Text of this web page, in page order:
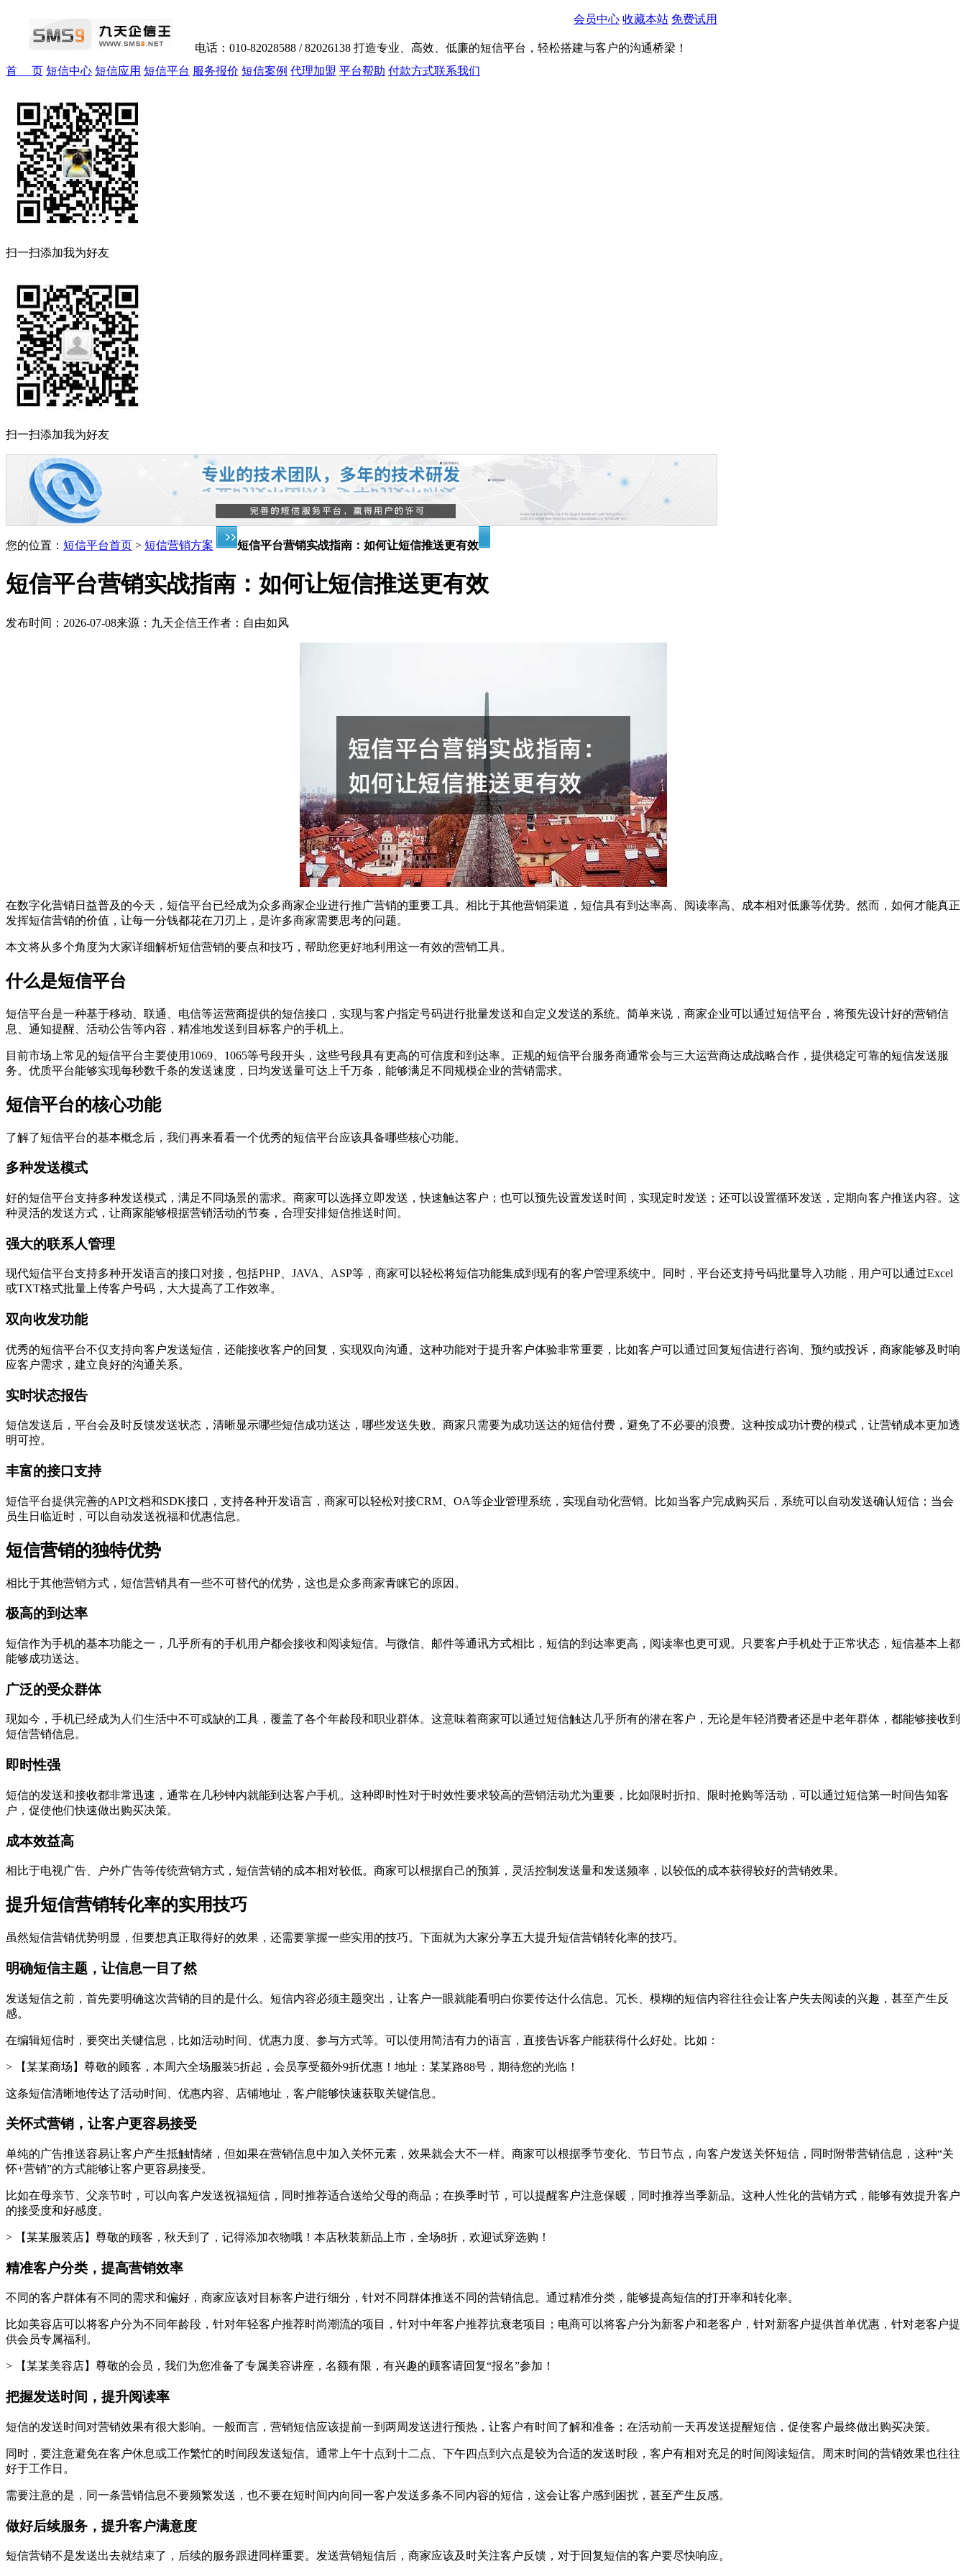
会员中心 收藏本站 免费试用
电话：010-82028588 / 82026138 打造专业、高效、低廉的短信平台，轻松搭建与客户的沟通桥梁！
首 页 短信中心 短信应用 短信平台 服务报价 短信案例 代理加盟 平台帮助 付款方式联系我们
扫一扫添加我为好友
扫一扫添加我为好友
您的位置： 短信平台首页 > 短信营销方案 短信平台营销实战指南：如何让短信推送更有效
短信平台营销实战指南：如何让短信推送更有效
发布时间： 2026-07-08来源： 九天企信王作者： 自由如风
在数字化营销日益普及的今天，短信平台已经成为众多商家企业进行推广营销的重要工具。相比于其他营销渠道，短信具有到达率高、阅读率高、成本相对低廉等优势。然而，如何才能真正
发挥短信营销的价值，让每一分钱都花在刀刃上，是许多商家需要思考的问题。
本文将从多个角度为大家详细解析短信营销的要点和技巧，帮助您更好地利用这一有效的营销工具。
什么是短信平台
短信平台是一种基于移动、联通、电信等运营商提供的短信接口，实现与客户指定号码进行批量发送和自定义发送的系统。简单来说，商家企业可以通过短信平台，将预先设计好的营销信
息、通知提醒、活动公告等内容，精准地发送到目标客户的手机上。
目前市场上常见的短信平台主要使用1069、1065等号段开头，这些号段具有更高的可信度和到达率。正规的短信平台服务商通常会与三大运营商达成战略合作，提供稳定可靠的短信发送服
务。优质平台能够实现每秒数千条的发送速度，日均发送量可达上千万条，能够满足不同规模企业的营销需求。
短信平台的核心功能
了解了短信平台的基本概念后，我们再来看看一个优秀的短信平台应该具备哪些核心功能。
多种发送模式
好的短信平台支持多种发送模式，满足不同场景的需求。商家可以选择立即发送，快速触达客户；也可以预先设置发送时间，实现定时发送；还可以设置循环发送，定期向客户推送内容。这
种灵活的发送方式，让商家能够根据营销活动的节奏，合理安排短信推送时间。
强大的联系人管理
现代短信平台支持多种开发语言的接口对接，包括PHP、JAVA、ASP等，商家可以轻松将短信功能集成到现有的客户管理系统中。同时，平台还支持号码批量导入功能，用户可以通过Excel
或TXT格式批量上传客户号码，大大提高了工作效率。
双向收发功能
优秀的短信平台不仅支持向客户发送短信，还能接收客户的回复，实现双向沟通。这种功能对于提升客户体验非常重要，比如客户可以通过回复短信进行咨询、预约或投诉，商家能够及时响
应客户需求，建立良好的沟通关系。
实时状态报告
短信发送后，平台会及时反馈发送状态，清晰显示哪些短信成功送达，哪些发送失败。商家只需要为成功送达的短信付费，避免了不必要的浪费。这种按成功计费的模式，让营销成本更加透
明可控。
丰富的接口支持
短信平台提供完善的API文档和SDK接口，支持各种开发语言，商家可以轻松对接CRM、OA等企业管理系统，实现自动化营销。比如当客户完成购买后，系统可以自动发送确认短信；当会
员生日临近时，可以自动发送祝福和优惠信息。
短信营销的独特优势
相比于其他营销方式，短信营销具有一些不可替代的优势，这也是众多商家青睐它的原因。
极高的到达率
短信作为手机的基本功能之一，几乎所有的手机用户都会接收和阅读短信。与微信、邮件等通讯方式相比，短信的到达率更高，阅读率也更可观。只要客户手机处于正常状态，短信基本上都
能够成功送达。
广泛的受众群体
现如今，手机已经成为人们生活中不可或缺的工具，覆盖了各个年龄段和职业群体。这意味着商家可以通过短信触达几乎所有的潜在客户，无论是年轻消费者还是中老年群体，都能够接收到
短信营销信息。
即时性强
短信的发送和接收都非常迅速，通常在几秒钟内就能到达客户手机。这种即时性对于时效性要求较高的营销活动尤为重要，比如限时折扣、限时抢购等活动，可以通过短信第一时间告知客
户，促使他们快速做出购买决策。
成本效益高
相比于电视广告、户外广告等传统营销方式，短信营销的成本相对较低。商家可以根据自己的预算，灵活控制发送量和发送频率，以较低的成本获得较好的营销效果。
提升短信营销转化率的实用技巧
虽然短信营销优势明显，但要想真正取得好的效果，还需要掌握一些实用的技巧。下面就为大家分享五大提升短信营销转化率的技巧。
明确短信主题，让信息一目了然
发送短信之前，首先要明确这次营销的目的是什么。短信内容必须主题突出，让客户一眼就能看明白你要传达什么信息。冗长、模糊的短信内容往往会让客户失去阅读的兴趣，甚至产生反
感。
在编辑短信时，要突出关键信息，比如活动时间、优惠力度、参与方式等。可以使用简洁有力的语言，直接告诉客户能获得什么好处。比如：
> 【某某商场】尊敬的顾客，本周六全场服装5折起，会员享受额外9折优惠！地址：某某路88号，期待您的光临！
这条短信清晰地传达了活动时间、优惠内容、店铺地址，客户能够快速获取关键信息。
关怀式营销，让客户更容易接受
单纯的广告推送容易让客户产生抵触情绪，但如果在营销信息中加入关怀元素，效果就会大不一样。商家可以根据季节变化、节日节点，向客户发送关怀短信，同时附带营销信息，这种“关
怀+营销”的方式能够让客户更容易接受。
比如在母亲节、父亲节时，可以向客户发送祝福短信，同时推荐适合送给父母的商品；在换季时节，可以提醒客户注意保暖，同时推荐当季新品。这种人性化的营销方式，能够有效提升客户
的接受度和好感度。
> 【某某服装店】尊敬的顾客，秋天到了，记得添加衣物哦！本店秋装新品上市，全场8折，欢迎试穿选购！
精准客户分类，提高营销效率
不同的客户群体有不同的需求和偏好，商家应该对目标客户进行细分，针对不同群体推送不同的营销信息。通过精准分类，能够提高短信的打开率和转化率。
比如美容店可以将客户分为不同年龄段，针对年轻客户推荐时尚潮流的项目，针对中年客户推荐抗衰老项目；电商可以将客户分为新客户和老客户，针对新客户提供首单优惠，针对老客户提
供会员专属福利。
> 【某某美容店】尊敬的会员，我们为您准备了专属美容讲座，名额有限，有兴趣的顾客请回复“报名”参加！
把握发送时间，提升阅读率
短信的发送时间对营销效果有很大影响。一般而言，营销短信应该提前一到两周发送进行预热，让客户有时间了解和准备；在活动前一天再发送提醒短信，促使客户最终做出购买决策。
同时，要注意避免在客户休息或工作繁忙的时间段发送短信。通常上午十点到十二点、下午四点到六点是较为合适的发送时段，客户有相对充足的时间阅读短信。周末时间的营销效果也往往
好于工作日。
需要注意的是，同一条营销信息不要频繁发送，也不要在短时间内向同一客户发送多条不同内容的短信，这会让客户感到困扰，甚至产生反感。
做好后续服务，提升客户满意度
短信营销不是发送出去就结束了，后续的服务跟进同样重要。发送营销短信后，商家应该及时关注客户反馈，对于回复短信的客户要尽快响应。